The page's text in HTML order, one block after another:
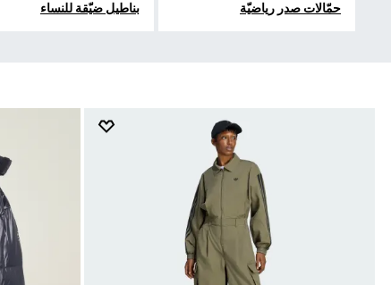
حمّالات صدر رياضيّة بناطيل ضيّقة للنساء